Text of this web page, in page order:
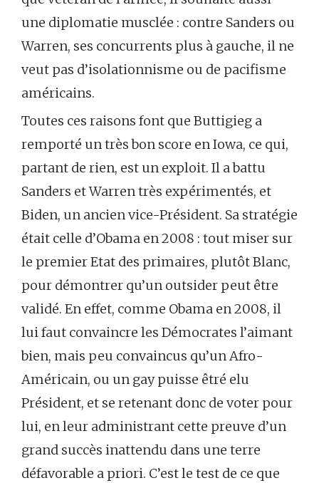
une diplomatie musclée : contre Sanders ou
Warren, ses concurrents plus à gauche, il ne
veut pas d’isolationnisme ou de pacifisme
américains.
Toutes ces raisons font que Buttigieg a
remporté un très bon score en Iowa, ce qui,
partant de rien, est un exploit. Il a battu
Sanders et Warren très expérimentés, et
Biden, un ancien vice-Président. Sa stratégie
était celle d’Obama en 2008 : tout miser sur
le premier Etat des primaires, plutôt Blanc,
pour démontrer qu’un outsider peut être
validé. En effet, comme Obama en 2008, il
lui faut convaincre les Démocrates l’aimant
bien, mais peu convaincus qu’un Afro-
Américain, ou un gay puisse êtré elu
Président, et se retenant donc de voter pour
lui, en leur administrant cette preuve d’un
grand succès inattendu dans une terre
défavorable a priori. C’est le test de ce que